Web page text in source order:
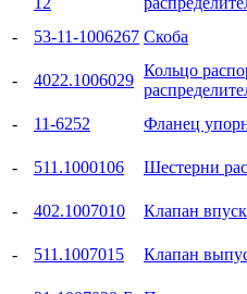
-
53-11-1006267 Скоба
-
4022.1006029
Кольцо
-
11-6252 Фланец
-
511.1000106 Шестерни
-
402.1007010 Клапан
-
511.1007015 Клапан